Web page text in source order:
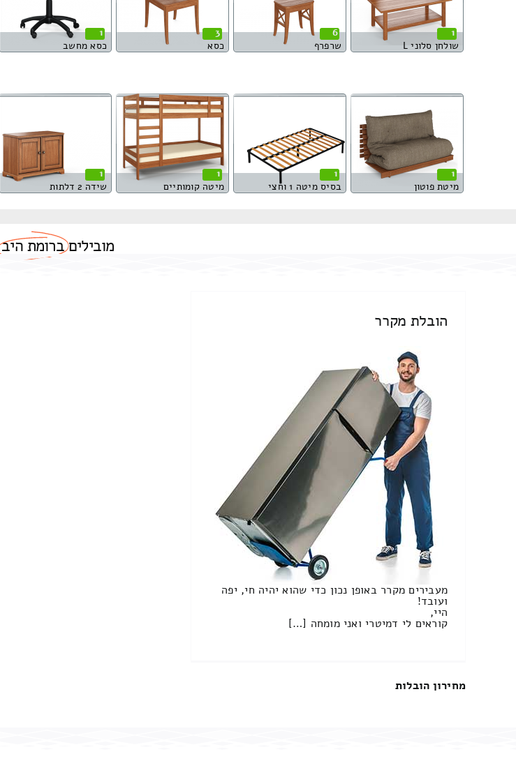
1
שולחן סלוני L
6
שרפרף
3
כסא
1
כסא מחשב
1
מיטת פוטון
1
בסיס מיטה 1 וחצי
1
מיטה קומותיים
1
שידה 2 דלתות
מוביליםברומת היב
הובלת מקרר
מעבירים מקרר באופן נכון כדי שהוא יהיה חי, יפה
ועובד!
היי,
קוראים לי דמיטרי ואני מומחה […]
מחירון הובלות